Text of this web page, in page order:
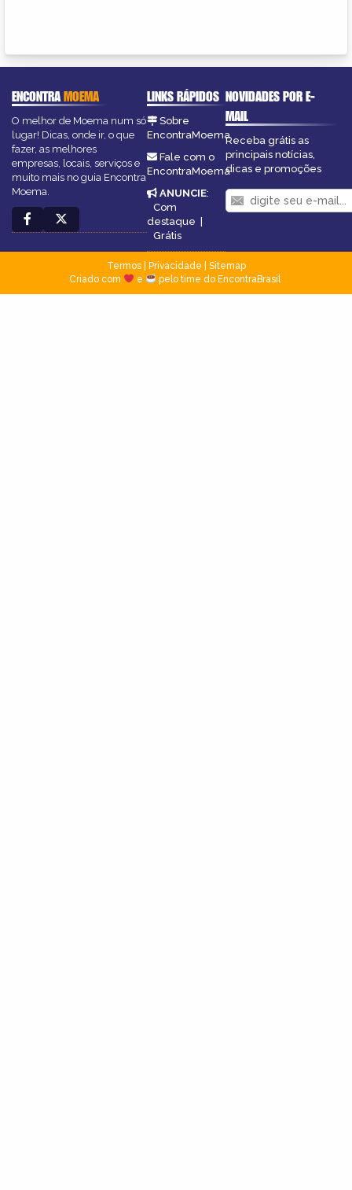
ENCONTRAMOEMA
O melhor de Moema num só
lugar! Dicas, onde ir, o que
fazer, as melhores
empresas, locais, serviços e
muito mais no guia Encontra
Moema.
LINKS RÁPIDOS
Sobre
EncontraMoema
Fale com o
EncontraMoema
ANUNCIE:
Com
destaque
Grátis
NOVIDADES POR E-
MAIL
Receba grátis as
principais notícias,
dicas e promoções
Termos| Privacidade
Sitemap
Criado com
e pelo time do EncontraBrasil